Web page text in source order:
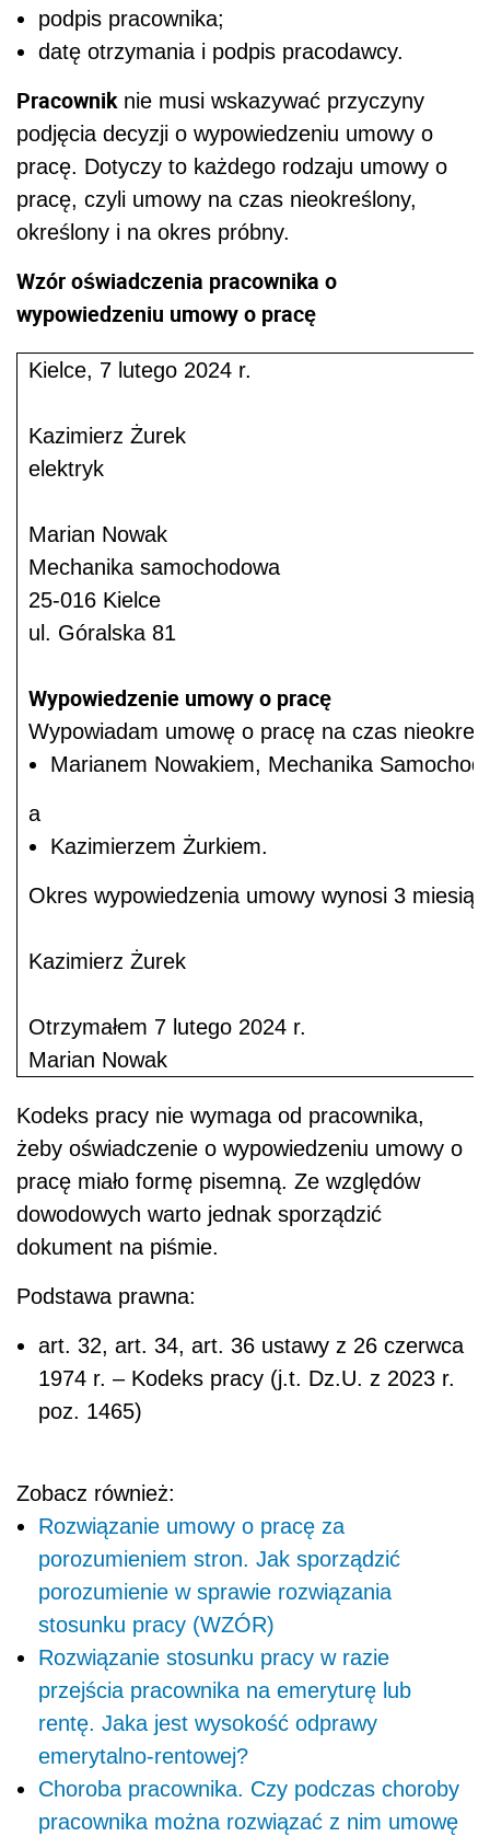
podpis pracownika;
datę otrzymania i podpis pracodawcy.
Pracowniknie musi wskazywać przyczyny
podjęcia decyzji o wypowiedzeniu umowy o
pracę. Dotyczy to każdego rodzaju umowy o
pracę, czyli umowy na czas nieokreślony,
określony i na okres próbny.
Wzór oświadczenia pracownika o
wypowiedzeniu umowy o pracę
Kielce, 7 lutego 2024 r.
Kazimierz Żurek
elektryk
Marian Nowak
Mechanika samochodowa
25-016 Kielce
ul. Góralska 81
Wypowiedzenie umowy o pracę
Wypowiadam umowę o pracę na czas
Marianem Nowakiem, Mechanika
a
Kazimierzem Żurkiem.
Okres wypowiedzenia umowy wynosi 3
Kazimierz Żurek
Otrzymałem 7 lutego 2024 r.
Marian Nowak
Kodeks pracy nie wymaga od pracownika,
żeby oświadczenie o wypowiedzeniu umowy o
pracę miało formę pisemną. Ze względów
dowodowych warto jednak sporządzić
dokument na piśmie.
Podstawa prawna:
art. 32, art. 34, art. 36 ustawy z 26 czerwca
1974 r. – Kodeks pracy (j.t. Dz.U. z 2023 r.
poz. 1465)
Zobacz również:
Rozwiązanie umowy o pracę za
porozumieniem stron. Jak sporządzić
porozumienie w sprawie rozwiązania
stosunku pracy (WZÓR)
Rozwiązanie stosunku pracy w razie
przejścia pracownika na emeryturę lub
rentę. Jaka jest wysokość odprawy
emerytalno-rentowej?
Choroba pracownika. Czy podczas choroby
pracownika można rozwiązać z nim umowę